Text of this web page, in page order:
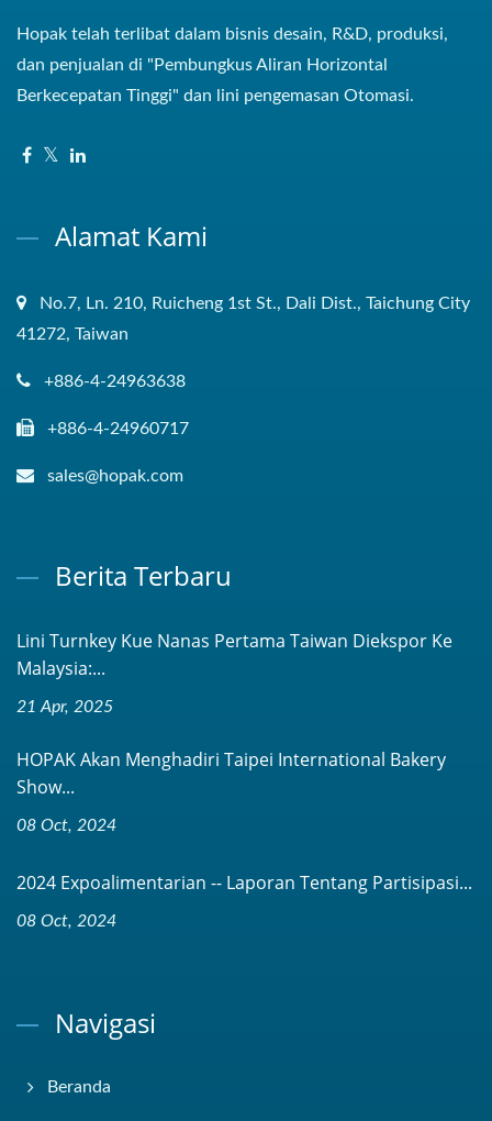
Hopak telah terlibat dalam bisnis desain, R&D, produksi,
dan penjualan di "Pembungkus Aliran Horizontal
Berkecepatan Tinggi" dan lini pengemasan Otomasi.
Alamat Kami
No.7, Ln. 210, Ruicheng 1st St., Dali Dist., Taichung City
41272, Taiwan
+886-4-24963638
+886-4-24960717
sales@hopak.com
Berita Terbaru
Lini Turnkey Kue Nanas Pertama Taiwan Diekspor Ke
Malaysia:...
21 Apr, 2025
HOPAK Akan Menghadiri Taipei International Bakery
Show...
08 Oct, 2024
2024 Expoalimentarian -- Laporan Tentang Partisipasi...
08 Oct, 2024
Navigasi
Beranda